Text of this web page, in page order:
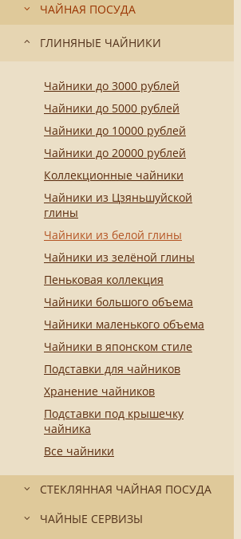
ЧАЙНАЯ ПОСУДА
ГЛИНЯНЫЕ ЧАЙНИКИ
Чайники до 3000 рублей
Чайники до 5000 рублей
Чайники до 10000 рублей
Чайники до 20000 рублей
Коллекционные чайники
Чайники из Цзяньшуйской
глины
Чайники из белой глины
Чайники из зелёной глины
Пеньковая коллекция
Чайники большого объема
Чайники маленького объема
Чайники в японском стиле
Подставки для чайников
Хранение чайников
Подставки под крышечку
чайника
Все чайники
СТЕКЛЯННАЯ ЧАЙНАЯ ПОСУДА
ЧАЙНЫЕ СЕРВИЗЫ